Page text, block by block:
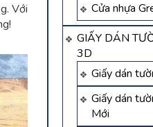
Cửa nhựa
GIẤY DÁN
3D
Giấy dán
Giấy dán
Mới
Với